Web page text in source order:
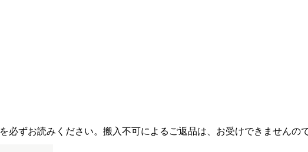
を必ずお読みください。搬入不可によるご返品は、お受けできませんの